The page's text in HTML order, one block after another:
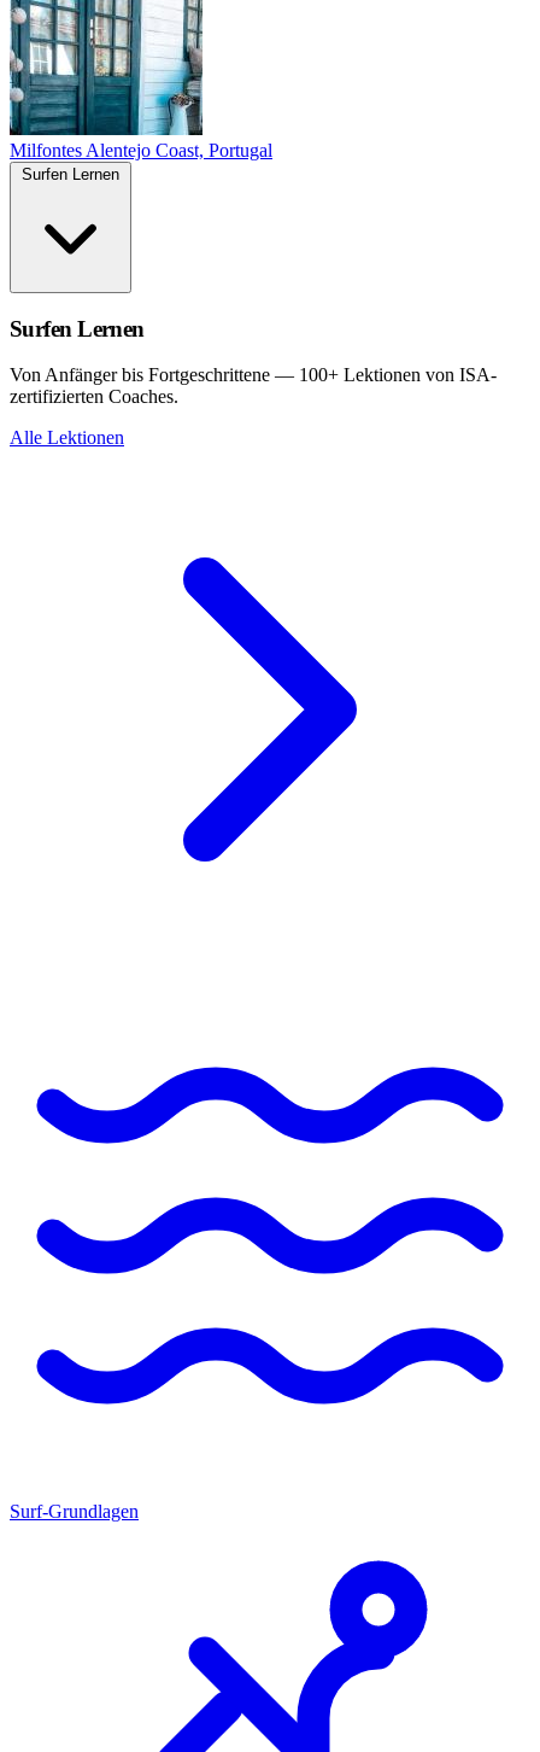
Milfontes Alentejo Coast, Portugal
Surfen Lernen
Von Anfänger bis Fortgeschrittene — 100+ Lektionen von ISA-
zertifizierten Coaches.
Alle Lektionen
Surf-Grundlagen